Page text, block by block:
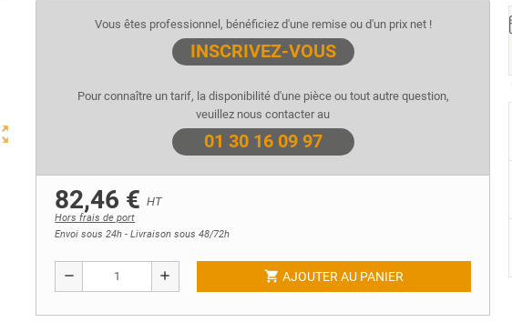
Vous êtes professionnel, bénéficiez d'une remise ou d'un prix net !
INSCRIVEZ-VOUS
Pour connaître un tarif, la disponibilité d'une pièce ou tout autre question,
veuillez nous contacter au
01 30 16 09 97
82,46 €HT
Hors frais de port
Envoi sous 24h - Livraison sous 48/72h
remove add shopping_cart AJOUTER AU PANIER